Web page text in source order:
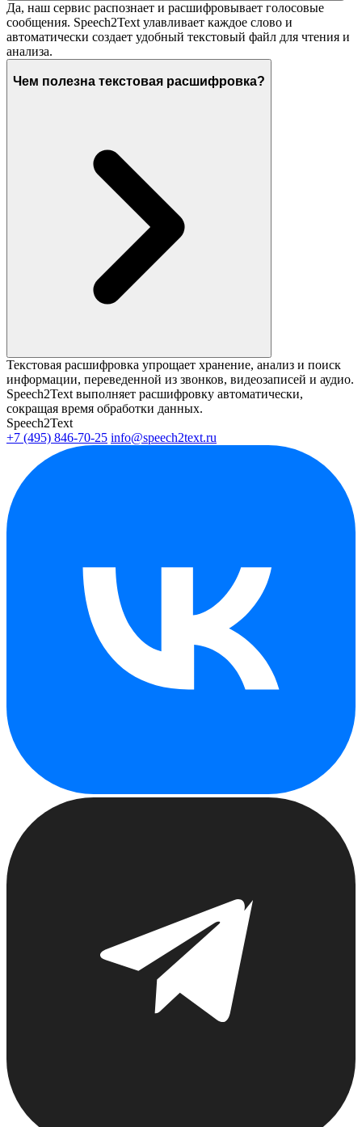
Да, наш сервис распознает и расшифровывает голосовые
сообщения. Speech2Text улавливает каждое слово и
автоматически создает удобный текстовый файл для чтения и
анализа.
Чем полезна текстовая расшифровка?
Текстовая расшифровка упрощает хранение, анализ и поиск
информации, переведенной из звонков, видеозаписей и аудио.
Speech2Text выполняет расшифровку автоматически,
сокращая время обработки данных.
Speech2Text
+7 (495) 846-70-25 info@speech2text.ru